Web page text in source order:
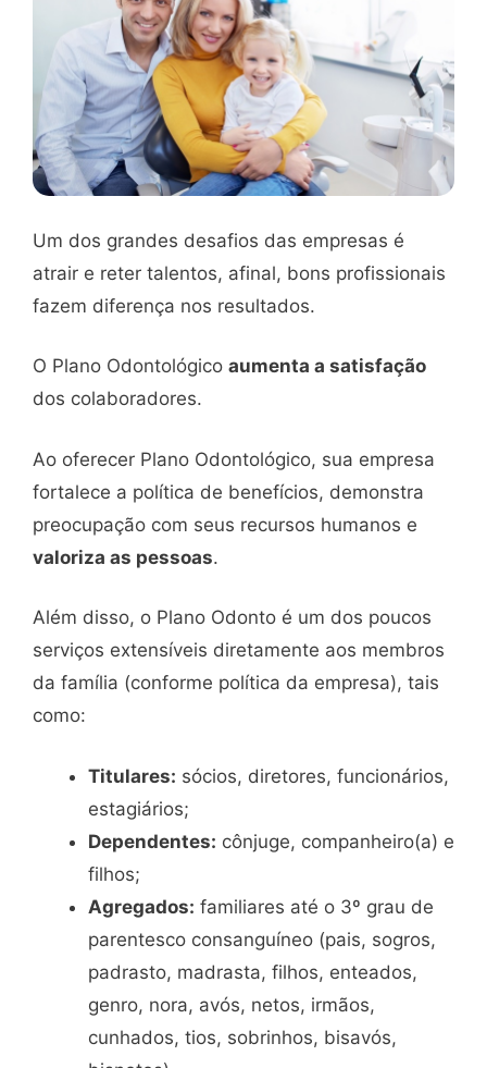
Um dos grandes desafios das empresas é
atrair e reter talentos, afinal, bons profissionais
fazem diferença nos resultados.
O Plano Odontológico aumenta a satisfação
dos colaboradores.
Ao oferecer Plano Odontológico, sua empresa
fortalece a política de benefícios, demonstra
preocupação com seus recursos humanos e
valoriza as pessoas.
Além disso, o Plano Odonto é um dos poucos
serviços extensíveis diretamente aos membros
da família (conforme política da empresa), tais
como:
Titulares: sócios, diretores, funcionários,
estagiários;
Dependentes: cônjuge, companheiro(a) e
filhos;
Agregados: familiares até o 3º grau de
parentesco consanguíneo (pais, sogros,
padrasto, madrasta, filhos, enteados,
genro, nora, avós, netos, irmãos,
cunhados, tios, sobrinhos, bisavós,